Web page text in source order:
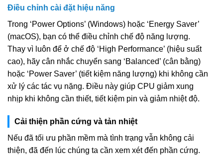
Điều chỉnh cài đặt hiệu năng
Trong ‘Power Options’ (Windows) hoặc ‘Energy Saver’
(macOS), bạn có thể điều chỉnh chế độ năng lượng.
Thay vì luôn để ở chế độ ‘High Performance’ (hiệu suất
cao), hãy cân nhắc chuyển sang ‘Balanced’ (cân bằng)
hoặc ‘Power Saver’ (tiết kiệm năng lượng) khi không cần
xử lý các tác vụ nặng. Điều này giúp CPU giảm xung
nhịp khi không cần thiết, tiết kiệm pin và giảm nhiệt độ.
Cải thiện phần cứng và tản nhiệt
Nếu đã tối ưu phần mềm mà tình trạng vẫn không cải
thiện, đã đến lúc chúng ta cần xem xét đến phần cứng.